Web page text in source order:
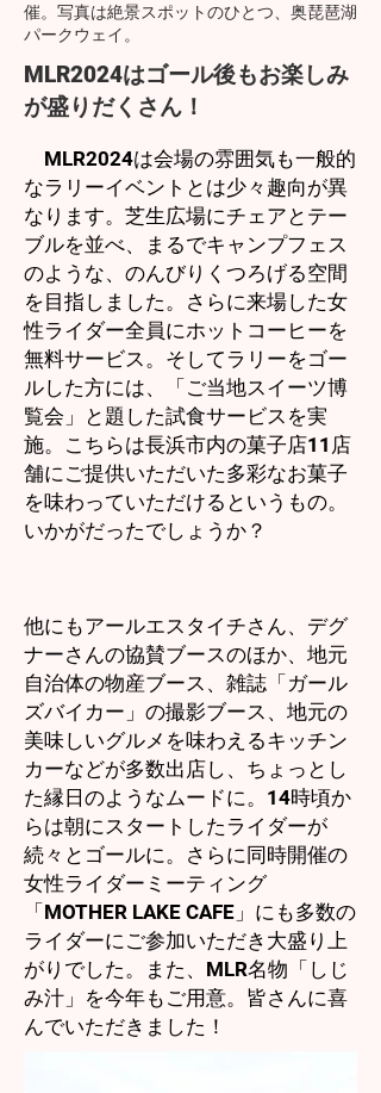
催。写真は絶景スポットのひとつ、奥琵琶湖
パークウェイ。
MLR2024はゴール後もお楽しみ
が盛りだくさん！
MLR2024は会場の雰囲気も一般的
なラリーイベントとは少々趣向が異
なります。芝生広場にチェアとテー
ブルを並べ、まるでキャンプフェス
のような、のんびりくつろげる空間
を目指しました。さらに来場した女
性ライダー全員にホットコーヒーを
無料サービス。そしてラリーをゴー
ルした方には、「ご当地スイーツ博
覧会」と題した試食サービスを実
施。こちらは長浜市内の菓子店11店
舗にご提供いただいた多彩なお菓子
を味わっていただけるというもの。
いかがだったでしょうか？
他にもアールエスタイチさん、デグ
ナーさんの協賛ブースのほか、地元
自治体の物産ブース、雑誌「ガール
ズバイカー」の撮影ブース、地元の
美味しいグルメを味わえるキッチン
カーなどが多数出店し、ちょっとし
た縁日のようなムードに。14時頃か
らは朝にスタートしたライダーが
続々とゴールに。さらに同時開催の
女性ライダーミーティング
「MOTHER LAKE CAFE」にも多数の
ライダーにご参加いただき大盛り上
がりでした。また、MLR名物「しじ
み汁」を今年もご用意。皆さんに喜
んでいただきました！